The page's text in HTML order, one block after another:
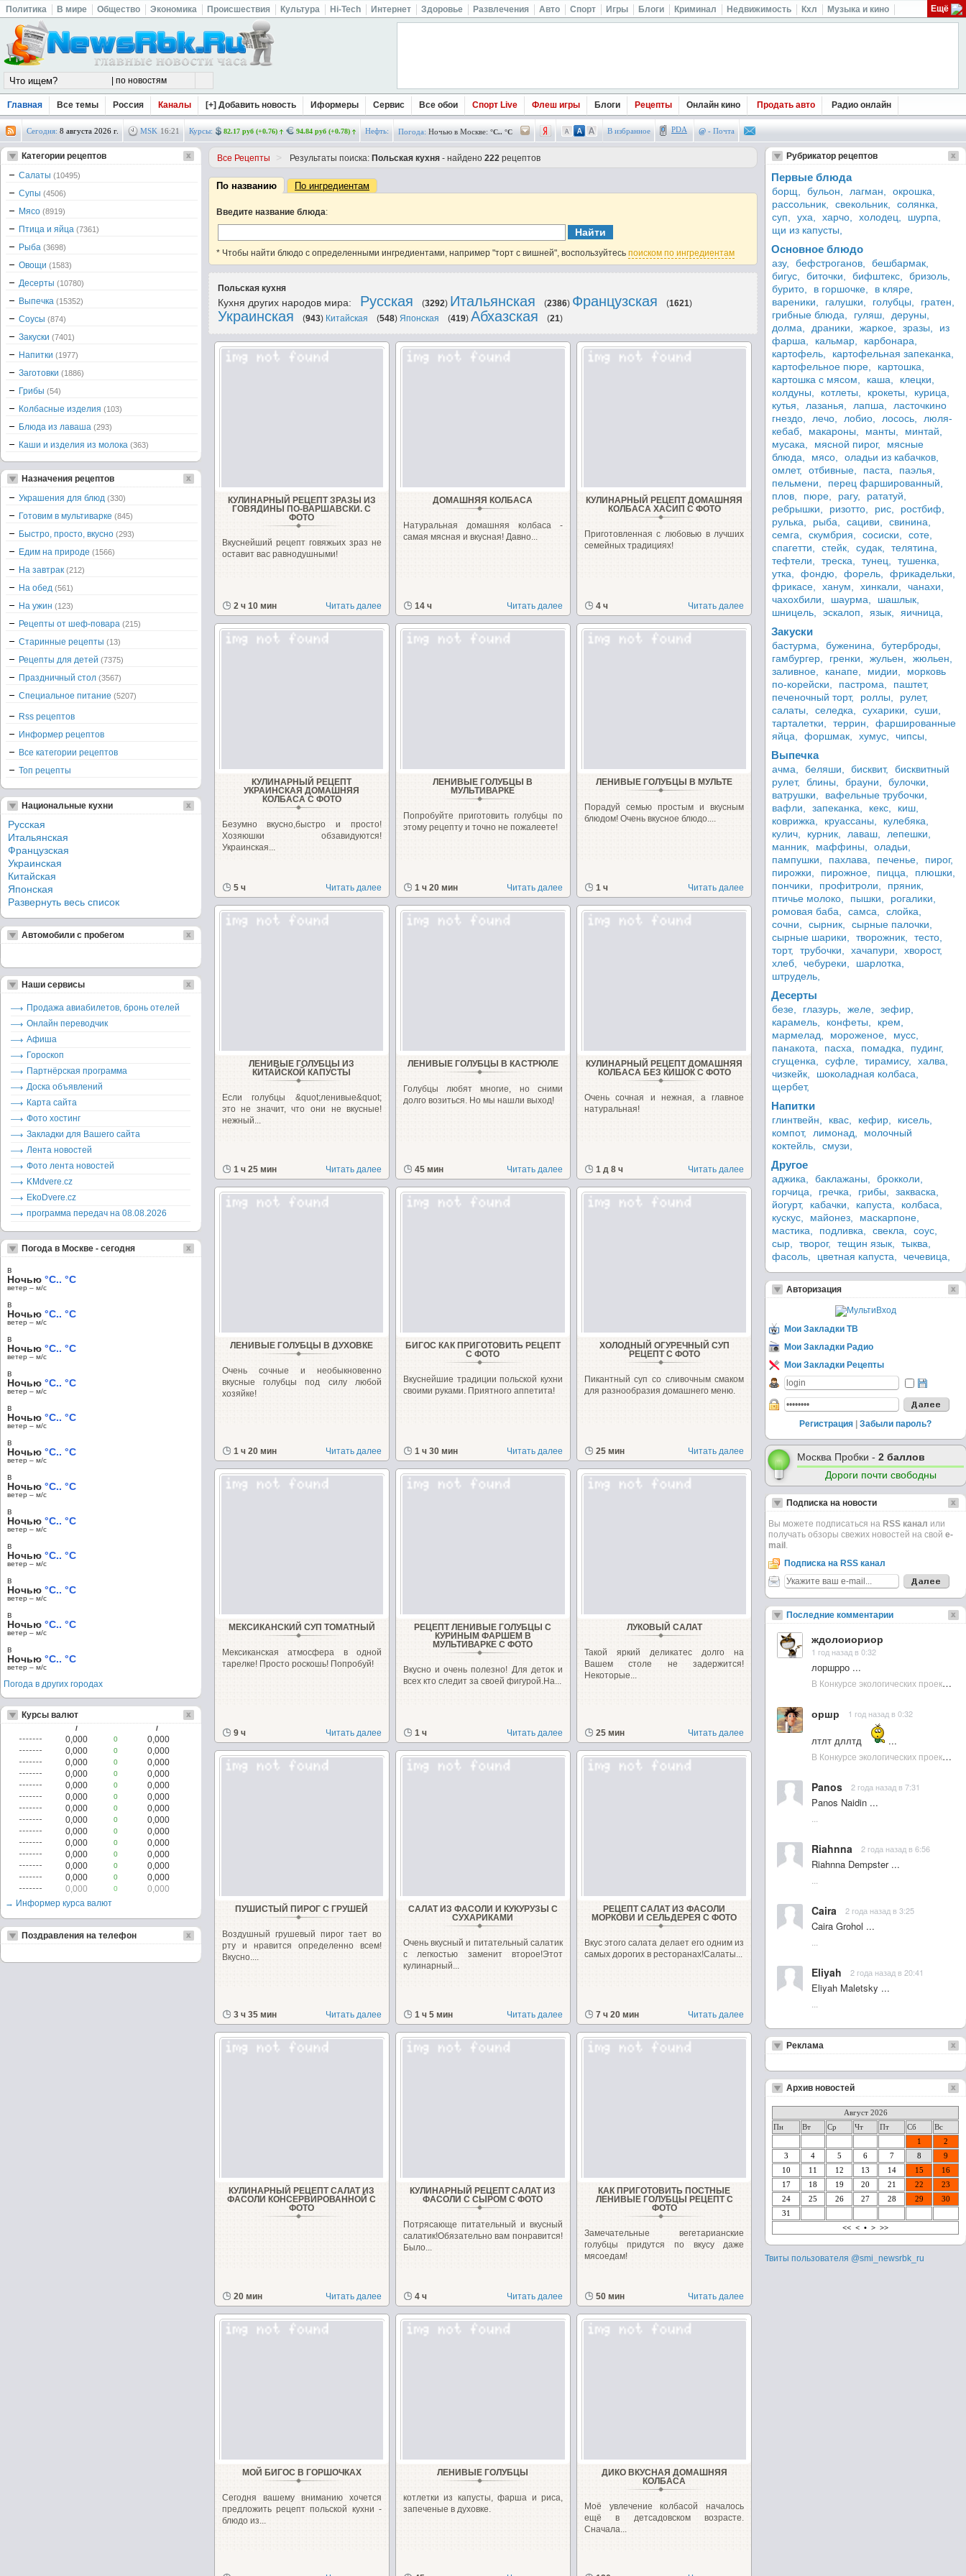
Политика В мире Общество Экономика Происшествия Культура Hi-Tech Интернет Здоровье Развлечения Авто Спорт Игры Блоги Криминал Недвижимость Кхл Музыка и кино Ещё
Главная Все темы Россия Каналы [+] Добавить новость Иформеры Сервис Все обои Спорт Live Флеш игры Блоги Рецепты Онлайн кино Продать авто Радио онлайн
Сегодня: 8 августа 2026 г. MSK 16:21 Курсы: 82.17 руб (+0.76) 94.84 руб (+0.78) Нефть: Погода: Ночью в Москве: °C.. °C В избранное PDA @ - Почта
Все Рецепты > Результаты поиска: Польская кухня - найдено222 рецептов
По названию По ингредиентам
Введите название блюда:
* Чтобы найти блюдо с определенными ингредиентами, например "торт с вишней", воспользуйтесь поиском по ингредиентам
Польская кухня
Кухня других народов мира: Русская (3292) Итальянская (2386) Французская (1621)
Украинская (943) Китайская (548) Японская (419) Абхазская (21)
КУЛИНАРНЫЙ РЕЦЕПТ ЗРАЗЫ ИЗ
ГОВЯДИНЫ ПО-ВАРШАВСКИ. С
ФОТО
Вкуснейший рецепт говяжьих зраз не
оставит вас равнодушными!
2 ч 10 мин Читать далее
ДОМАШНЯЯ КОЛБАСА
Натуральная домашняя колбаса -
самая мясная и вкусная! Давно...
14 ч Читать далее
КУЛИНАРНЫЙ РЕЦЕПТ ДОМАШНЯЯ
КОЛБАСА ХАСИП С ФОТО
Приготовленная с любовью в лучших
семейных традициях!
4 ч Читать далее
КУЛИНАРНЫЙ РЕЦЕПТ
УКРАИНСКАЯ ДОМАШНЯЯ
КОЛБАСА С ФОТО
Безумно вкусно,быстро и просто!
Хозяюшки обзавидуются!
Украинская...
5 ч Читать далее
ЛЕНИВЫЕ ГОЛУБЦЫ В
МУЛЬТИВАРКЕ
Попробуйте приготовить голубцы по
этому рецепту и точно не пожалеете!
1 ч 20 мин Читать далее
ЛЕНИВЫЕ ГОЛУБЦЫ В МУЛЬТЕ
Порадуй семью простым и вкусным
блюдом! Очень вкусное блюдо....
1 ч Читать далее
ЛЕНИВЫЕ ГОЛУБЦЫ ИЗ
КИТАЙСКОЙ КАПУСТЫ
Если голубцы &quot;ленивые&quot;
это не значит, что они не вкусные!
нежный...
1 ч 25 мин Читать далее
ЛЕНИВЫЕ ГОЛУБЦЫ В КАСТРЮЛЕ
Голубцы любят многие, но сними
долго возиться. Но мы нашли выход!
45 мин Читать далее
КУЛИНАРНЫЙ РЕЦЕПТ ДОМАШНЯЯ
КОЛБАСА БЕЗ КИШОК С ФОТО
Очень сочная и нежная, а главное
натуральная!
1 д 8 ч Читать далее
ЛЕНИВЫЕ ГОЛУБЦЫ В ДУХОВКЕ
Очень сочные и необыкновенно
вкусные голубцы под силу любой
хозяйке!
1 ч 20 мин Читать далее
БИГОС КАК ПРИГОТОВИТЬ РЕЦЕПТ
С ФОТО
Вкуснейшие традиции польской кухни
своими руками. Приятного аппетита!
1 ч 30 мин Читать далее
ХОЛОДНЫЙ ОГУРЕЧНЫЙ СУП
РЕЦЕПТ С ФОТО
Пикантный суп со сливочным смаком
для разнообразия домашнего меню.
25 мин Читать далее
МЕКСИКАНСКИЙ СУП ТОМАТНЫЙ
Мексиканская атмосфера в одной
тарелке! Просто роскошь! Попробуй!
9 ч Читать далее
РЕЦЕПТ ЛЕНИВЫЕ ГОЛУБЦЫ С
КУРИНЫМ ФАРШЕМ В
МУЛЬТИВАРКЕ С ФОТО
Вкусно и очень полезно! Для деток и
всех кто следит за своей фигурой.На...
1 ч Читать далее
ЛУКОВЫЙ САЛАТ
Такой яркий деликатес долго на
Вашем столе не задержится!
Некоторые...
25 мин Читать далее
ПУШИСТЫЙ ПИРОГ С ГРУШЕЙ
Воздушный грушевый пирог тает во
рту и нравится определенно всем!
Вкусно....
3 ч 35 мин Читать далее
САЛАТ ИЗ ФАСОЛИ И КУКУРУЗЫ С
СУХАРИКАМИ
Очень вкусный и питательный салатик
с легкостью заменит второе!Этот
кулинарный...
1 ч 5 мин Читать далее
РЕЦЕПТ САЛАТ ИЗ ФАСОЛИ
МОРКОВИ И СЕЛЬДЕРЕЯ С ФОТО
Вкус этого салата делает его одним из
самых дорогих в ресторанах!Салаты...
7 ч 20 мин Читать далее
КУЛИНАРНЫЙ РЕЦЕПТ САЛАТ ИЗ
ФАСОЛИ КОНСЕРВИРОВАННОЙ С
ФОТО
20 мин Читать далее
КУЛИНАРНЫЙ РЕЦЕПТ САЛАТ ИЗ
ФАСОЛИ С СЫРОМ С ФОТО
Потрясающе питательный и вкусный
салатик!Обязательно вам понравится!
Было...
4 ч Читать далее
КАК ПРИГОТОВИТЬ ПОСТНЫЕ
ЛЕНИВЫЕ ГОЛУБЦЫ РЕЦЕПТ С
ФОТО
Замечательные вегетарианские
голубцы придутся по вкусу даже
мясоедам!
50 мин Читать далее
МОЙ БИГОС В ГОРШОЧКАХ
Сегодня вашему вниманию хочется
предложить рецепт польской кухни -
блюдо из...
ЛЕНИВЫЕ ГОЛУБЦЫ
котлетки из капусты, фарша и риса,
запеченые в духовке.
ДИКО ВКУСНАЯ ДОМАШНЯЯ
КОЛБАСА
Моё увлечение колбасой началось
ещё в детсадовском возрасте.
Сначала...
Категории рецептов
Салаты (10495)
Супы (4506)
Мясо (8919)
Птица и яйца (7361)
Рыба (3698)
Овощи (1583)
Десерты (10780)
Выпечка (15352)
Соусы (874)
Закуски (7401)
Напитки (1977)
Заготовки (1886)
Грибы (54)
Колбасные изделия (103)
Блюда из лаваша (293)
Каши и изделия из молока (363)
Назначения рецептов
Украшения для блюд (330)
Готовим в мультиварке (845)
Быстро, просто, вкусно (293)
Едим на природе (1566)
На завтрак (212)
На обед (561)
На ужин (123)
Рецепты от шеф-повара (215)
Старинные рецепты (13)
Рецепты для детей (7375)
Праздничный стол (3567)
Специальное питание (5207)
Rss рецептов
Информер рецептов
Все категории рецептов
Топ рецепты
Национальные кухни
Русская
Итальянская
Французская
Украинская
Китайская
Японская
Развернуть весь список
Автомобили с пробегом
Наши сервисы
Продажа авиабилетов, бронь отелей
Онлайн переводчик
Афиша
Гороскоп
Партнёрская программа
Доска объявлений
Карта сайта
Фото хостинг
Закладки для Вашего сайта
Лента новостей
Фото лента новостей
KMdvere.cz
EkoDvere.cz
программа передач на 08.08.2026
Погода в Москве - сегодня
в
Ночью °C.. °C
ветер – м/c
в
Ночью °C.. °C
ветер – м/c
в
Ночью °C.. °C
ветер – м/c
в
Ночью °C.. °C
ветер – м/c
в
Ночью °C.. °C
ветер – м/c
в
Ночью °C.. °C
ветер – м/c
в
Ночью °C.. °C
ветер – м/c
в
Ночью °C.. °C
ветер – м/c
в
Ночью °C.. °C
ветер – м/c
в
Ночью °C.. °C
ветер – м/c
в
Ночью °C.. °C
ветер – м/c
в
Ночью °C.. °C
ветер – м/c
Погода в других городах
Курсы валют
/ /
0,000 0
0,000
0,000
0
0,000
0,000
0
0,000
0,000
0
0,000
0,000
0
0,000
0,000
0
0,000
0,000
0
0,000
0,000
0
0,000
0,000
0
0,000
0,000
0
0,000
0,000
0
0,000
0,000
0
0,000
0,000
0
0,000
0,000
0
0,000
→ Информер курса валют
Поздравления на телефон
Рубрикатор рецептов
Первые блюда
борщ, бульон, лагман,
окрошка,
рассольник,
свекольник,
солянка,
суп,
уха, харчо, холодец,
шурпа,
щи из капусты,
Основное блюдо
азу, бефстроганов,
бешбармак,
бигус,
биточки, бифштекс,
бризоль,
бурито,
в горшочке,
в кляре,
вареники,
галушки, голубцы,
гратен,
грибные блюда,
гуляш,
деруны,
долма,
драники, жаркое, зразы,
из
фарша,
кальмар,
карбонара,
картофель,
картофельная запеканка,
картофельное пюре,
картошка,
картошка с мясом,
каша,
клецки,
колдуны,
котлеты, крокеты,
курица,
кутья,
лазанья, лапша,
ласточкино
гнездо,
лечо, лобио, лосось,
люля-
кебаб,
макароны, манты,
минтай,
мусака,
мясной пирог,
мясные
блюда,
мясо,
оладьи из кабачков,
омлет,
отбивные, паста,
паэлья,
пельмени,
перец фаршированный,
плов,
пюре, рагу,
рататуй,
ребрышки,
ризотто, рис,
ростбиф,
рулька,
рыба, сациви,
свинина,
семга,
скумбрия, сосиски,
соте,
спагетти,
стейк, судак,
телятина,
тефтели,
треска, тунец,
тушенка,
утка,
фондю, форель,
фрикадельки,
фрикасе,
ханум, хинкали,
чанахи,
чахохбили,
шаурма,
шашлык,
шницель,
эскалоп, язык, яичница,
Закуски
бастурма, буженина,
бутерброды,
гамбургер,
гренки, жульен,
жюльен,
заливное,
канапе, мидии,
морковь
по-корейски,
пастрома,
паштет,
печеночный торт,
роллы,
рулет,
салаты,
селедка, сухарики,
суши,
тарталетки,
террин,
фаршированные
яйца,
форшмак, хумус, чипсы,
Выпечка
ачма, беляши, бисквит,
бисквитный
рулет,
блины, брауни,
булочки,
ватрушки,
вафельные трубочки,
вафли,
запеканка, кекс,
киш,
коврижка,
круассаны,
кулебяка,
кулич,
курник, лаваш,
лепешки,
манник,
маффины,
оладьи,
пампушки,
пахлава, печенье,
пирог,
пирожки,
пирожное, пицца,
плюшки,
пончики,
профитроли,
пряник,
птичье молоко,
пышки,
рогалики,
ромовая баба,
самса,
слойка,
сочни,
сырник,
сырные палочки,
сырные шарики,
творожник,
тесто,
торт,
трубочки, хачапури,
хворост,
хлеб,
чебуреки,
шарлотка,
штрудель,
Десерты
безе, глазурь, желе,
зефир,
карамель,
конфеты,
крем,
мармелад,
мороженое,
мусс,
панакота,
пасха, помадка,
пудинг,
сгущенка,
суфле, тирамису,
халва,
чизкейк,
шоколадная колбаса,
щербет,
Напитки
глинтвейн, квас, кефир,
кисель,
компот,
лимонад,
молочный
коктейль,
смузи,
Другое
аджика, баклажаны,
брокколи,
горчица,
гречка, грибы,
закваска,
йогурт,
кабачки, капуста,
колбаса,
кускус,
майонез,
маскарпоне,
мастика,
подливка, свекла,
соус,
сыр,
творог, тещин язык,
тыква,
фасоль,
цветная капуста, чечевица,
Авторизация
Мои Закладки ТВ
Мои Закладки Радио
Мои Закладки Рецепты
Регистрация Забыли пароль?
Москва Пробки - 2 баллов
Дороги почти свободны
Подписка на новости
Вы можете подписаться на RSS канал или
получать обзоры свежих новостей на свой e-
mail .
Подписка на RSS канал
Последние комментарии
ждолоиориор
1 год назад в 0:32
лоршрро ...
В Конкурсе экологических проектов в Подмосковье активно участвовала молодежь :: NewsRbk.ru...
оршр 1 год назад в 0:32
лтлт дллтд
...
В Конкурсе экологических проектов в Подмосковье активно участвовала молодежь :: NewsRbk.ru...
Panos 2 года назад в 7:31
Panos Naidin ...
Riahnna 2 года назад в 6:56
Riahnna Dempster ...
Caira 2 года назад в 3:25
Caira Grohol ...
Eliyah 2 года назад в 20:41
Eliyah Maletsky ...
Реклама
Архив новостей
Август 2026
Пн
Вт Ср Чт Пт Сб
Вс
1
2
3
4 5 6 7 8
9
10
11 12 13 14 15
16
17
18 19 20 21 22
23
24
25 26 27 28 29
30
31
<< < • > >>
Твиты пользователя @smi_newsrbk_ru